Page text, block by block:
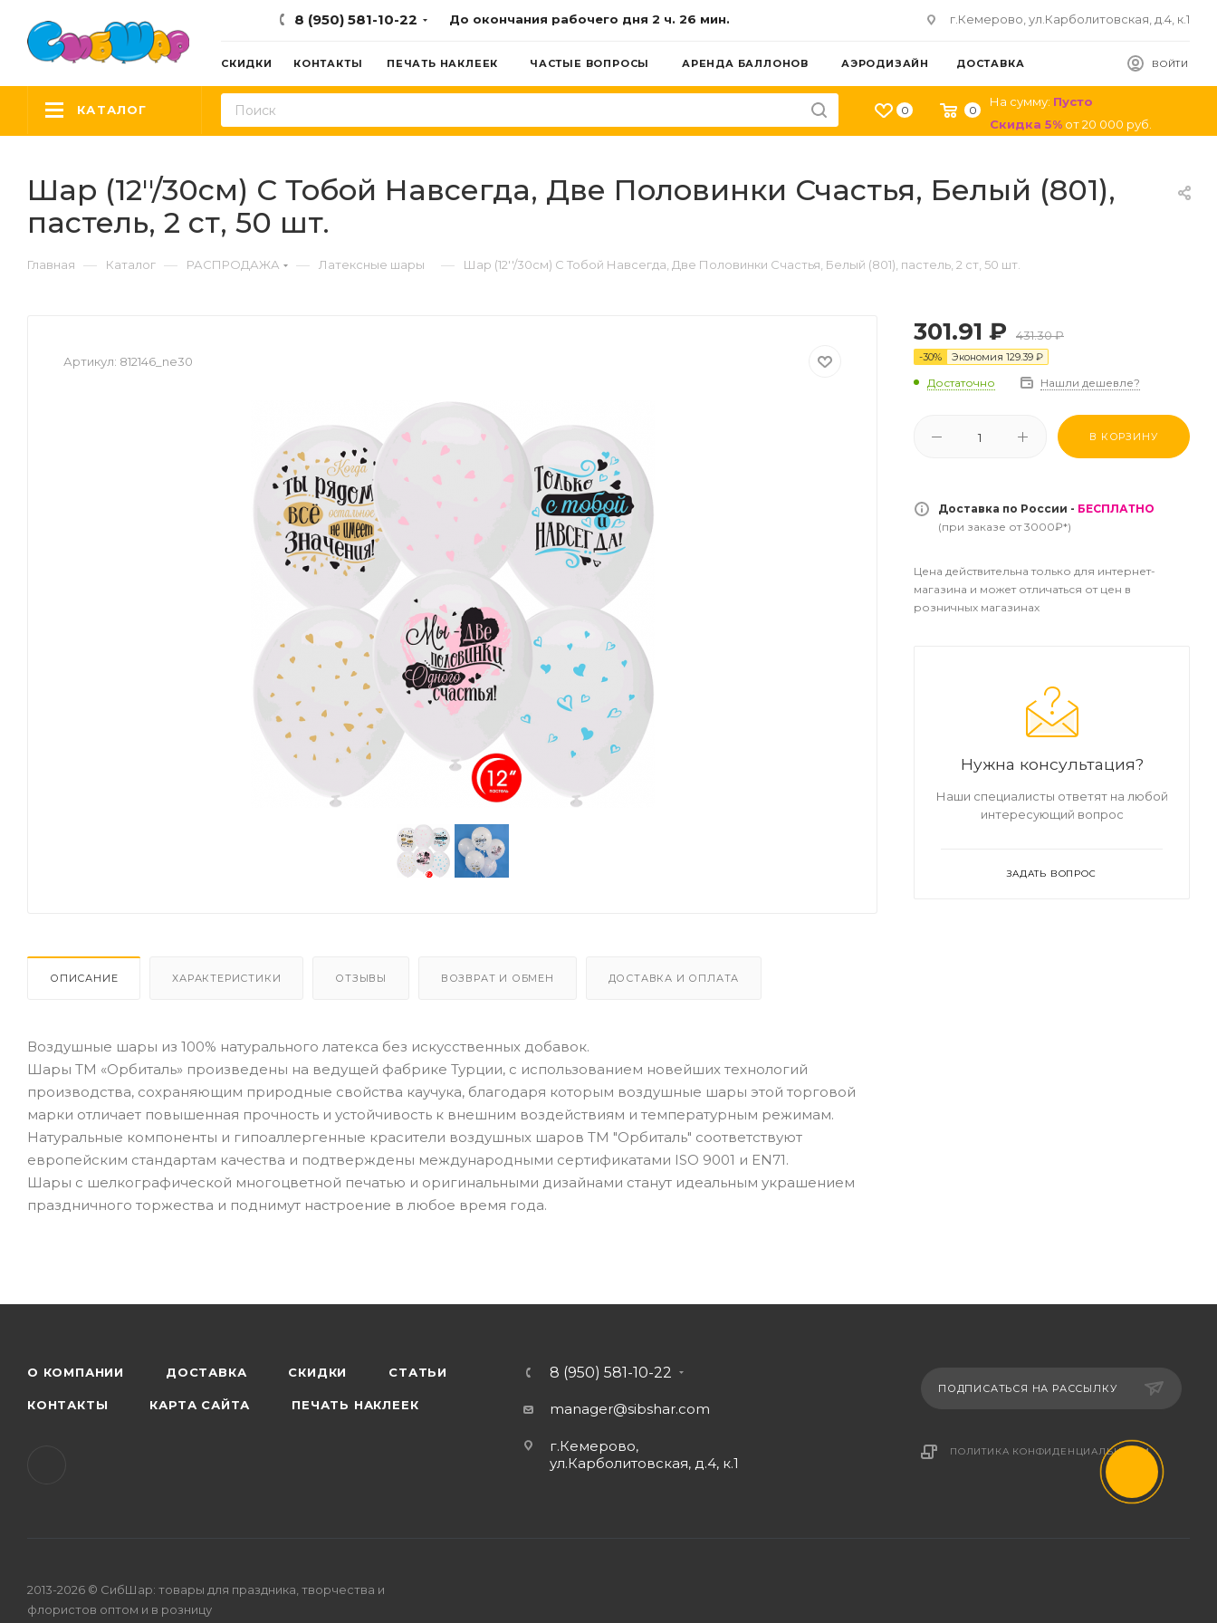
8 (950) 581-10-22 До окончания рабочего дня 2 ч. 26 мин. г.Кемерово, ул.Карболитовская, д.4, к.1
ВОЙТИ
СКИДКИ КОНТАКТЫ ПЕЧАТЬ НАКЛЕЕК ЧАСТЫЕ ВОПРОСЫ АРЕНДА БАЛЛОНОВ АЭРОДИЗАЙН ДОСТАВКА
0 0
На сумму: Пусто
Скидка 5% от20 000 руб.
КАТАЛОГ
Шар (12''/30см) С Тобой Навсегда, Две Половинки Счастья, Белый (801),
пастель, 2 ст, 50 шт.
Главная — Каталог — РАСПРОДАЖА — Латексные шары — Шар (12''/30см) С Тобой Навсегда, Две Половинки Счастья, Белый (801), пастель, 2 ст, 50 шт.
Артикул: 812146_ne30
ОПИСАНИЕ ХАРАКТЕРИСТИКИ ОТЗЫВЫ ВОЗВРАТ И ОБМЕН ДОСТАВКА И ОПЛАТА
Воздушные шары из 100% натурального латекса без искусственных добавок.
Шары ТМ «Орбиталь» произведены на ведущей фабрике Турции, с использованием новейших технологий
производства, сохраняющим природные свойства каучука, благодаря которым воздушные шары этой торговой
марки отличает повышенная прочность и устойчивость к внешним воздействиям и температурным режимам.
Натуральные компоненты и гипоаллергенные красители воздушных шаров ТМ "Орбиталь" соответствуют
европейским стандартам качества и подтверждены международными сертификатами ISO 9001 и EN71.
Шары с шелкографической многоцветной печатью и оригинальными дизайнами станут идеальным украшением
праздничного торжества и поднимут настроение в любое время года.
301.91 ₽ 431.30₽
-30% Экономия 129.39 ₽
Достаточно Нашли дешевле?
В КОРЗИНУ
Доставка по России - БЕСПЛАТНО
(при заказе от 3000₽*)
Цена действительна только для интернет-
магазина и может отличаться от цен в
розничных магазинах
Нужна консультация?
Наши специалисты ответят на любой
интересующий вопрос
ЗАДАТЬ ВОПРОС
О КОМПАНИИ ДОСТАВКА СКИДКИ СТАТЬИ
КОНТАКТЫ КАРТА САЙТА ПЕЧАТЬ НАКЛЕЕК
8 (950) 581-10-22
manager@sibshar.com
г.Кемерово,
ул.Карболитовская, д.4, к.1
ПОДПИСАТЬСЯ НА РАССЫЛКУ
ПОЛИТИКА КОНФИДЕНЦИАЛЬНОСТИ
2013-2026 © СибШар: товары для праздника, творчества и
флористов оптом и в розницу